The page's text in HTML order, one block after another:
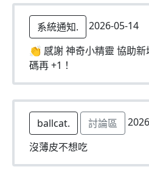
系統通知.
2026-05-14
👏 感謝 神奇小精靈 協助
碼再 +1！
ballcat. 討論區
沒薄皮不想吃